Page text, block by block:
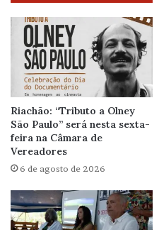
Riachão: “Tributo a Olney
São Paulo” será nesta sexta-
feira na Câmara de
Vereadores
6 de agosto de 2026